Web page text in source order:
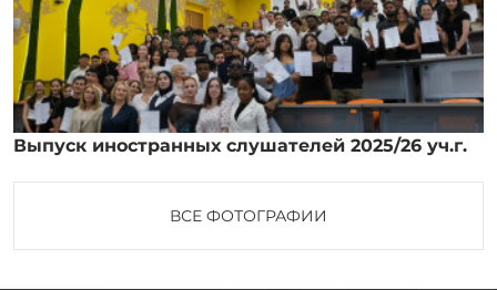
Выпуск иностранных слушателей 2025/26 уч.г.
ВСЕ ФОТОГРАФИИ